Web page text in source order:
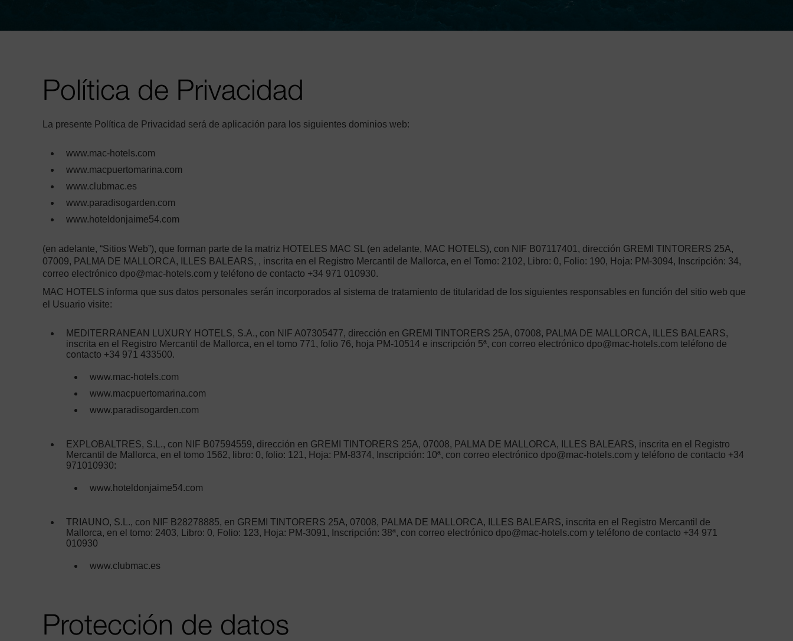
Política de Privacidad
La presente Política de Privacidad será de aplicación para los siguientes dominios web:
www.mac-hotels.com
www.macpuertomarina.com
www.clubmac.es
www.paradisogarden.com
www.hoteldonjaime54.com
(en adelante, “Sitios Web”), que forman parte de la matriz HOTELES MAC SL (en adelante, MAC HOTELS), con NIF B07117401, dirección GREMI TINTORERS 25A,
07009, PALMA DE MALLORCA, ILLES BALEARS, , inscrita en el Registro Mercantil de Mallorca, en el Tomo: 2102, Libro: 0, Folio: 190, Hoja: PM-3094, Inscripción: 34,
correo electrónico dpo@mac-hotels.com y teléfono de contacto +34 971 010930.
MAC HOTELS informa que sus datos personales serán incorporados al sistema de tratamiento de titularidad de los siguientes responsables en función del sitio web que
el Usuario visite:
MEDITERRANEAN LUXURY HOTELS, S.A., con NIF A07305477, dirección en GREMI TINTORERS 25A, 07008, PALMA DE MALLORCA, ILLES BALEARS,
inscrita en el Registro Mercantil de Mallorca, en el tomo 771, folio 76, hoja PM-10514 e inscripción 5ª, con correo electrónico dpo@mac-hotels.com teléfono de
contacto +34 971 433500.
www.mac-hotels.com
www.macpuertomarina.com
www.paradisogarden.com
EXPLOBALTRES, S.L., con NIF B07594559, dirección en GREMI TINTORERS 25A, 07008, PALMA DE MALLORCA, ILLES BALEARS, inscrita en el Registro
Mercantil de Mallorca, en el tomo 1562, libro: 0, folio: 121, Hoja: PM-8374, Inscripción: 10ª, con correo electrónico dpo@mac-hotels.com y teléfono de contacto +34
971010930:
www.hoteldonjaime54.com
TRIAUNO, S.L., con NIF B28278885, en GREMI TINTORERS 25A, 07008, PALMA DE MALLORCA, ILLES BALEARS, inscrita en el Registro Mercantil de
Mallorca, en el tomo: 2403, Libro: 0, Folio: 123, Hoja: PM-3091, Inscripción: 38ª, con correo electrónico dpo@mac-hotels.com y teléfono de contacto +34 971
010930
www.clubmac.es
Protección de datos